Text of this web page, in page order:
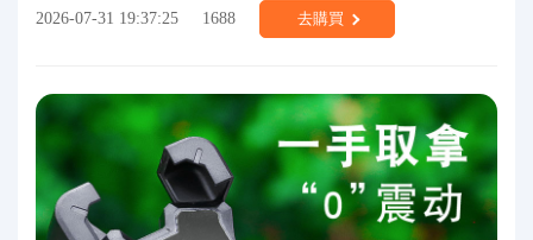
2026-07-31 19:37:25 1688 去購買